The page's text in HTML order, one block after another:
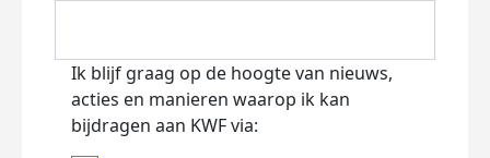
Ik blijf graag op de hoogte van nieuws,
acties en manieren waarop ik kan
bijdragen aan KWF via: